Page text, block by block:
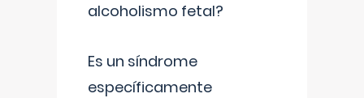
alcoholismo fetal?
Es un síndrome
específicamente